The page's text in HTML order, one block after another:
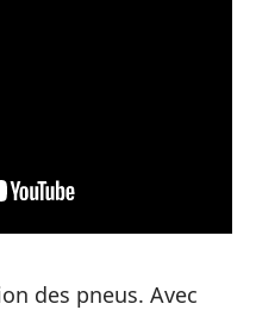
des pneus. Avec